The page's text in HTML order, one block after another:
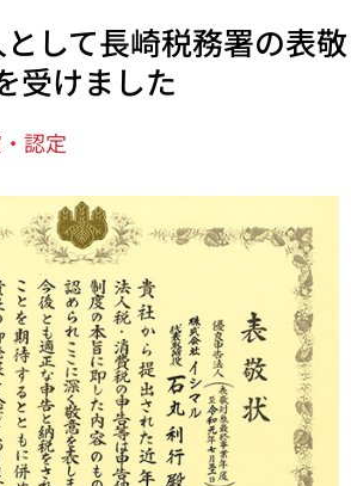
して長崎税務署の表敬
受けました
認定